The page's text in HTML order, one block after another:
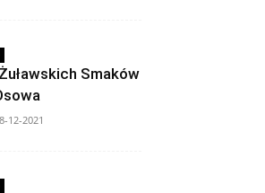
Smaków
12-2021